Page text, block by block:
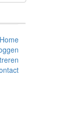
Home